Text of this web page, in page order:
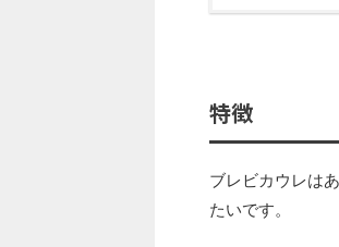
特徴
ブレビカウレは
たいです。